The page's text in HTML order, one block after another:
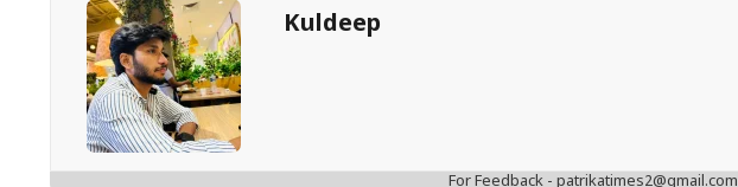
Kuldeep
For Feedback - patrikatimes2@gmail.com